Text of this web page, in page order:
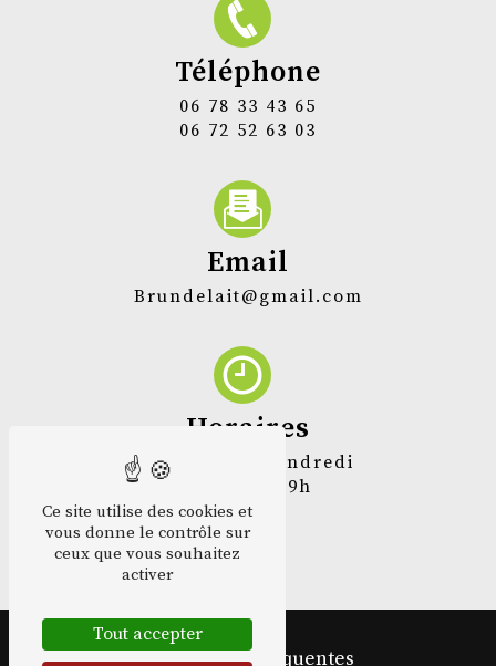
Téléphone
06 78 33 43 65
06 72 52 63 03
Email
brundelait@gmail.com
Horaires
Mercredi et vendredi
de 16h à 19h
Recherches fréquentes
Ce site utilise des cookies et
vous donne le contrôle sur
ceux que vous souhaitez
activer
Tout accepter